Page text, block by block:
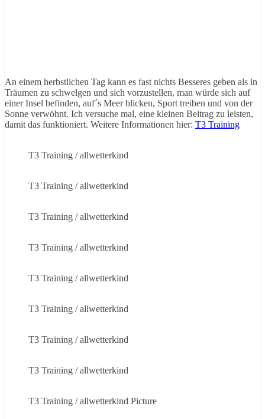
An einem herbstlichen Tag kann es fast nichts Besseres geben als in
Träumen zu schwelgen und sich vorzustellen, man würde sich auf
einer Insel befinden, auf´s Meer blicken, Sport treiben und von der
Sonne verwöhnt. Ich versuche mal, eine kleinen Beitrag zu leisten,
damit das funktioniert. Weitere Informationen hier: T3 Training
T3 Training / allwetterkind
T3 Training / allwetterkind
T3 Training / allwetterkind
T3 Training / allwetterkind
T3 Training / allwetterkind
T3 Training / allwetterkind
T3 Training / allwetterkind
T3 Training / allwetterkind
T3 Training / allwetterkind Picture